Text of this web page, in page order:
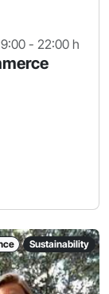
- 22:00 h
Sustainability